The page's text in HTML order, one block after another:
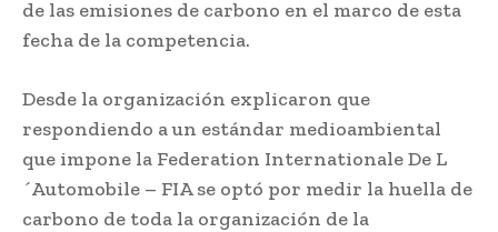
de las emisiones de carbono en el marco de esta
fecha de la competencia.
Desde la organización explicaron que
respondiendo a un estándar medioambiental
que impone la Federation Internationale De L
´Automobile – FIA se optó por medir la huella de
carbono de toda la organización de la